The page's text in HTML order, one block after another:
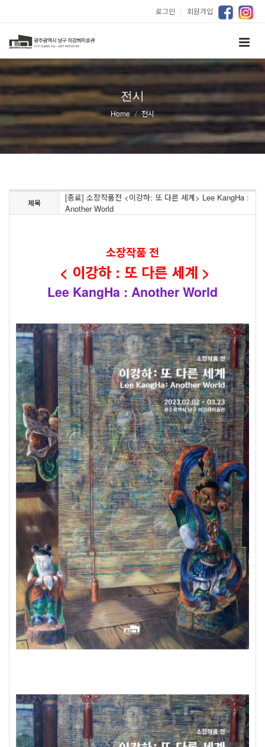
로그인 ｜ 회원가입
전시
Home 전시
제목
[종료] 소장작품전 <이강하: 또 다른 세계> Lee KangHa :
Another World
소장작품 전
< 이강하 : 또 다른 세계 >
Lee KangHa : Another World